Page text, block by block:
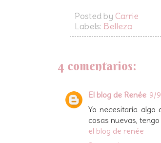
Posted by Carrie
Labels: Belleza
4 comentarios:
El blog de Renée 9/
Yo necesitaría algo
cosas nuevas,
el blog de renée